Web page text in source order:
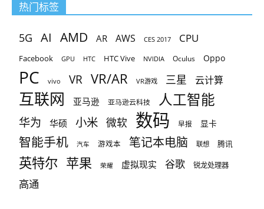
热门标签
5G AI AMD AR AWS CES 2017 CPU
Facebook GPU HTC HTC Vive NVIDIA Oculus Oppo
PC vivo VR VR/AR VR游戏 三星 云计算
互联网 亚马逊 亚马逊云科技 人工智能
华为 华硕 小米 微软 数码 早报 显卡
智能手机 汽车 游戏本 笔记本电脑 联想 腾讯
英特尔 苹果 荣耀 虚拟现实 谷歌 锐龙处理器
高通